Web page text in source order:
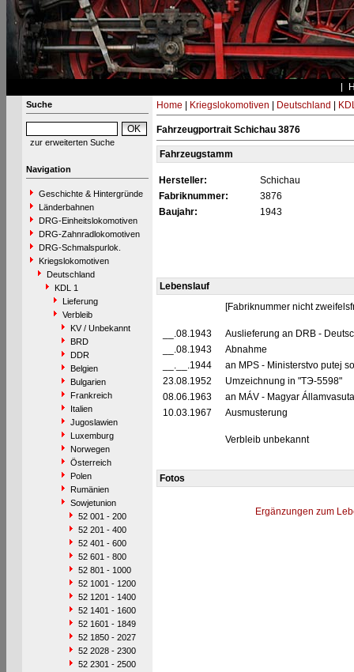
Suche
zur erweiterten Suche
Navigation
Geschichte & Hintergründe
Länderbahnen
DRG-Einheitslokomotiven
DRG-Zahnradlokomotiven
DRG-Schmalspurlok.
Kriegslokomotiven
Deutschland
KDL 1
Lieferung
Verbleib
KV / Unbekannt
BRD
DDR
Belgien
Bulgarien
Frankreich
Italien
Jugoslawien
Luxemburg
Norwegen
Österreich
Polen
Rumänien
Sowjetunion
52 001 - 200
52 201 - 400
52 401 - 600
52 601 - 800
52 801 - 1000
52 1001 - 1200
52 1201 - 1400
52 1401 - 1600
52 1601 - 1849
52 1850 - 2027
52 2028 - 2300
52 2301 - 2500
Home Kriegslokomotiven Deutschland
Fahrzeugportrait Schichau 3876
Fahrzeugstamm
Hersteller:
Schichau
Fabriknummer:
3876
Baujahr:
1943
Lebenslauf
[Fabriknummer nicht
__.08.1943
Auslieferung an DRB -
__.08.1943
Abnahme
__.__.1944
an MPS - Ministerstvo putej
23.08.1952
Umzeichnung in "TЭ-5598"
08.06.1963
an MÁV - Magyar
10.03.1967
Ausmusterung
Verbleib unbekannt
Fotos
Ergänzungen zum